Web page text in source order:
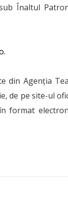
Înaltul
.
din Agenția
de pe site-ul
format